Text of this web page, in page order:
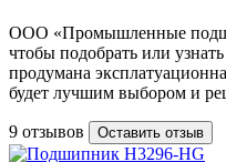
ООО «Промышленные
чтобы подобрать или
продумана
будет лучшим выбором и
9 отзывов Оставить отзыв